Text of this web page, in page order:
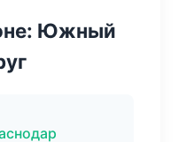
Южный